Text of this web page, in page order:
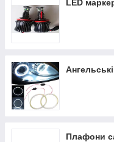
LED
Плафони